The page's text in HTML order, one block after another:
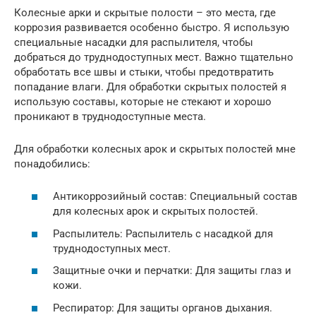
Колесные арки и скрытые полости – это места, где
коррозия развивается особенно быстро. Я использую
специальные насадки для распылителя, чтобы
добраться до труднодоступных мест. Важно тщательно
обработать все швы и стыки, чтобы предотвратить
попадание влаги. Для обработки скрытых полостей я
использую составы, которые не стекают и хорошо
проникают в труднодоступные места.
Для обработки колесных арок и скрытых полостей мне
понадобились:
Антикоррозийный состав: Специальный состав
для колесных арок и скрытых полостей.
Распылитель: Распылитель с насадкой для
труднодоступных мест.
Защитные очки и перчатки: Для защиты глаз и
кожи.
Респиратор: Для защиты органов дыхания.